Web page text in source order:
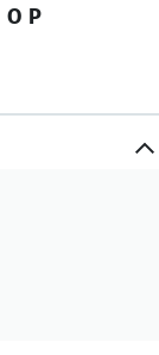
O P